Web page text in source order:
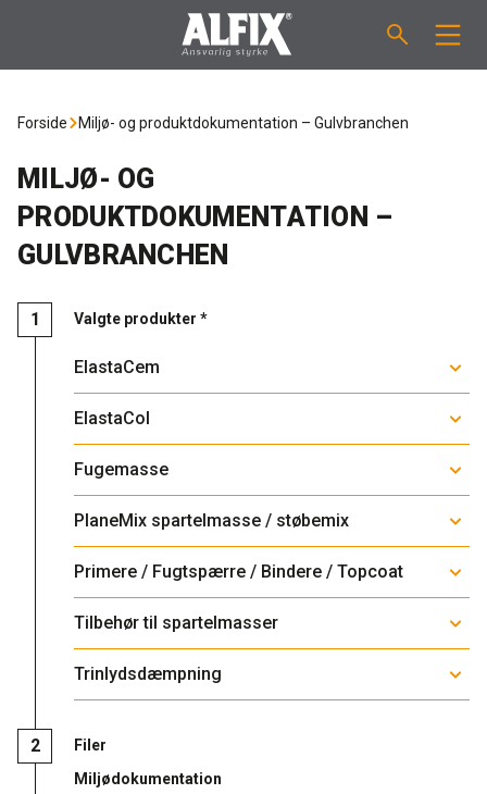
Spartelmasse ”Mix”
Fugemasse
Rense- og plejemidler
Facadepuds og maling
Trinlydsdæmpning
VEJLEDNINGER
FORBRUGSBEREGNER
Ansvarlighed
Forhandlere
Referencer
Downloads
Kontakt
NO
EN
Forside Miljø- og produktdokumentation – Gulvbranchen
MILJØ- OG
PRODUKTDOKUMENTATION –
GULVBRANCHEN
Valgte produkter *
ElastaCem
ElastaCol
Fugemasse
PlaneMix spartelmasse / støbemix
Primere / Fugtspærre / Bindere / Topcoat
Tilbehør til spartelmasser
Trinlydsdæmpning
Filer
Miljødokumentation